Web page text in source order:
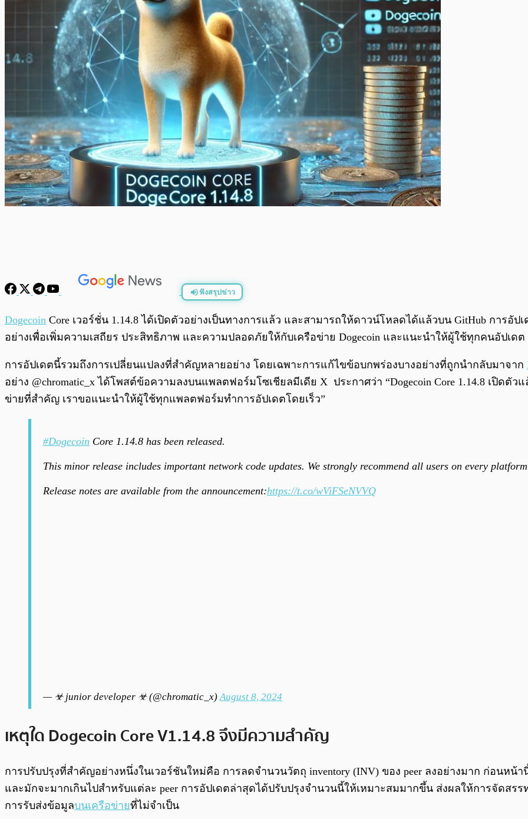
ฟังสรุปข่าว
พร้อมเล่น
Dogecoin Core เวอร์ชั่น 1.14.8 ได้เปิดตัวอย่างเป็นทางการแล้ว และสามารถให้ดาวน์โหลดได้แล้วบน GitHub การ
อย่างเพื่อเพิ่มความเสถียร ประสิทธิภาพ และความปลอดภัยให้กับเครือข่าย Dogecoin และแนะนำให้ผู้ใช้ทุกคนอัปเดต
การอัปเดตนี้รวมถึงการเปลี่ยนแปลงที่สำคัญหลายอย่าง โดยเฉพาะการแก้ไขข้อบกพร่องบางอย่างที่ถูกนำกลับมาจาก
อย่าง @chromatic_x ได้โพสต์ข้อความลงบนแพลตฟอร์มโซเชียลมีเดีย X ประกาศว่า “Dogecoin Core 1.14.8 เปิดตั
ข่ายที่สำคัญ เราขอแนะนำให้ผู้ใช้ทุกแพลตฟอร์มทำการอัปเดตโดยเร็ว”
#Dogecoin Core 1.14.8 has been released.
This minor release includes important network code updates. We strongly recommend all users on every
Release notes are available from the announcement:https://t.co/wViFSeNVVQ
— ☣ junior developer ☣ (@chromatic_x)August 8, 2024
เหตุใด Dogecoin Core V1.14.8 จึงมีความสำคัญ
การปรับปรุงที่สำคัญอย่างหนึ่งในเวอร์ชันใหม่คือ การลดจำนวนวัตถุ inventory (INV) ของ peer ลงอย่างมาก ก่อนหน้า
และมักจะมากเกินไปสำหรับแต่ละ peer การอัปเดตล่าสุดได้ปรับปรุงจำนวนนี้ให้เหมาะสมมากขึ้น ส่งผลให้การจัด
การรับส่งข้อมูลบนเครือข่ายที่ไม่จำเป็น